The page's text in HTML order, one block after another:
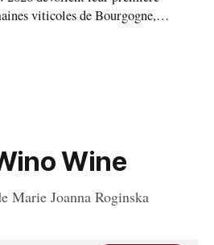
viticoles de Bourgogne,
l’excellence de leurs vins. Au
trois grappes, 20 deux
Wine
Marie Joanna Roginska